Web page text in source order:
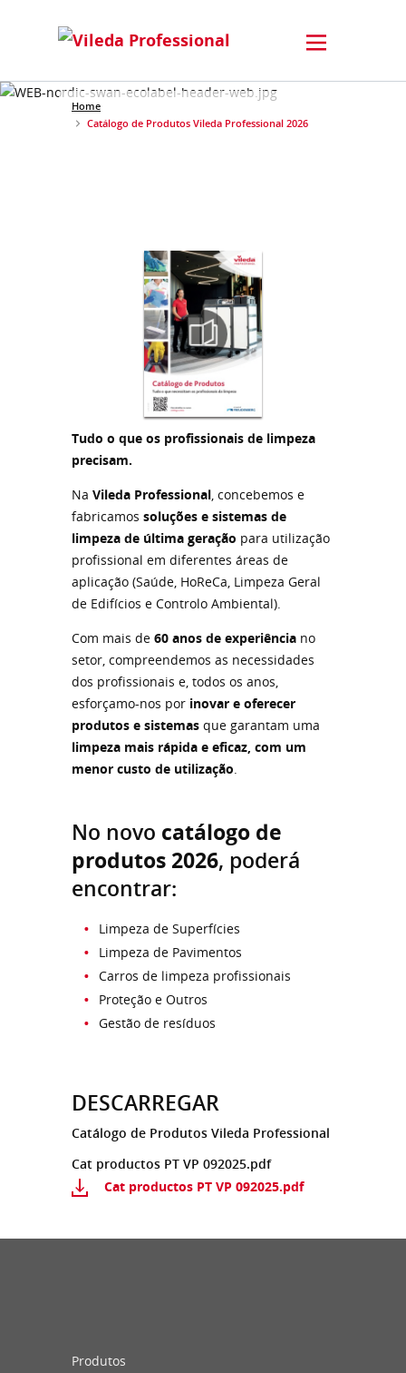
Home
Catálogo de Produtos Vileda Professional 2026
Tudo o que os profissionais de limpeza
precisam.
Na Vileda Professional, concebemos e
fabricamos soluções e sistemas de
limpeza de última geração para utilização
profissional em diferentes áreas de
aplicação (Saúde, HoReCa, Limpeza Geral
de Edifícios e Controlo Ambiental).
Com mais de 60 anos de experiência no
setor, compreendemos as necessidades
dos profissionais e, todos os anos,
esforçamo-nos por inovar e oferecer
produtos e sistemas que garantam uma
limpeza mais rápida e eficaz, com um
menor custo de utilização.
No novo catálogo de
produtos 2026, poderá
encontrar:
Limpeza de Superfícies
Limpeza de Pavimentos
Carros de limpeza profissionais
Proteção e Outros
Gestão de resíduos
DESCARREGAR
Catálogo de Produtos Vileda Professional
Cat productos PT VP 092025.pdf
Cat productos PT VP 092025.pdf
Produtos